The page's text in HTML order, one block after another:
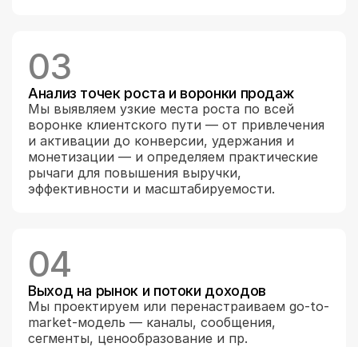
03
Анализ точек роста и воронки продаж
Мы выявляем узкие места роста по всей
воронке клиентского пути — от привлечения
и активации до конверсии, удержания и
монетизации — и определяем практические
рычаги для повышения выручки,
эффективности и масштабируемости.
04
Выход на рынок и потоки доходов
Мы проектируем или перенастраиваем go-to-
market-модель — каналы, сообщения,
сегменты, ценообразование и пр.